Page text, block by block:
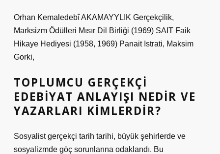
Orhan Kemaledebî AKAMAYYLIK Gerçekçilik,
Marksizm Ödülleri Mısır Dil Birliği (1969) SAIT Faik
Hikaye Hediyesi (1958, 1969) Panait Istrati, Maksim
Gorki,
TOPLUMCU GERÇEKÇI
EDEBIYAT ANLAYIŞI NEDIR VE
YAZARLARI KIMLERDIR?
Sosyalist gerçekçi tarih tarihi, büyük şehirlerde ve
sosyalizmde göç sorunlarına odaklandı. Bu